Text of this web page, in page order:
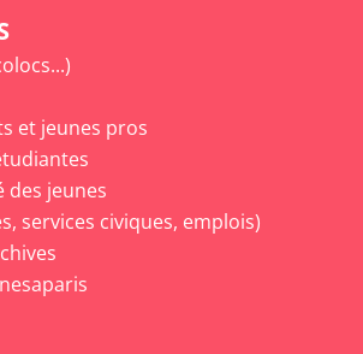
et jeunes pros
des jeunes
services civiques, emplois)